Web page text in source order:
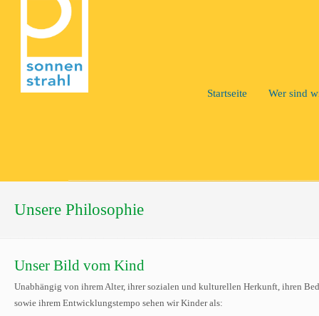
Startseite Wer sind
Unsere Philosophie
Unser Bild vom Kind
Unabhängig von ihrem Alter, ihrer sozialen und kulturellen Herkunft, ihren
sowie ihrem Entwicklungstempo sehen wir Kinder als: